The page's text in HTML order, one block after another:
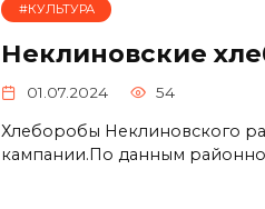
#КУЛЬТУРА
Неклиновские
01.07.2024 54
Хлеборобы Неклиновского
кампании.По данным